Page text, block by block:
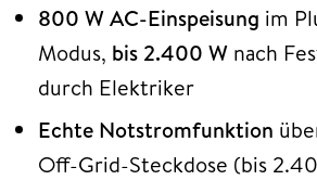
800 W AC-Einspeisung im
Modus, bis 2.400 W nach
durch Elektriker
Echte Notstromfunktion
Off-Grid-Steckdose (bis